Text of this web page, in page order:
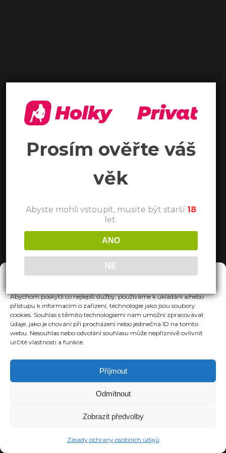
Spravovat Souhlas
Abychom poskytli co nejlepší služby, používáme k ukládání a/nebo
přístupu k informacím o zařízení, technologie jako jsou soubory
cookies. Souhlas s těmito technologiemi nám umožní zpracovávat
údaje, jako je chování při procházení nebo jedinečná ID na tomto
webu. Nesouhlas nebo odvolání souhlasu může nepříznivě ovlivnit
určité vlastnosti a funkce.
Příjmout
Odmítnout
Zobrazit předvolby
Zásady ochrany osobních údajů
Prosím ověřte váš
věk
Abyste mohli vstoupit, musíte být starší 18
let.
ANO
NE